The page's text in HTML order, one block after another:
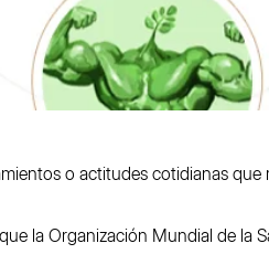
o actitudes cotidianas que
la Organización Mundial de la